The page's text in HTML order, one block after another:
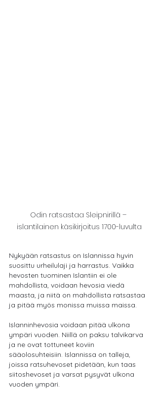
Odin ratsastaa Sleipnirillä –
islantilainen käsikirjoitus 1700-luvulta
Nykyään ratsastus on Islannissa hyvin
suosittu urheilulaji ja harrastus. Vaikka
hevosten tuominen Islantiin ei ole
mahdollista, voidaan hevosia viedä
maasta, ja niitä on mahdollista ratsastaa
ja pitää myös monissa muissa maissa.
Islanninhevosia voidaan pitää ulkona
ympäri vuoden. Niillä on paksu talvikarva
ja ne ovat tottuneet koviin
sääolosuhteisiin. Islannissa on talleja,
joissa ratsuhevoset pidetään, kun taas
siitoshevoset ja varsat pysyvät ulkona
vuoden ympäri.